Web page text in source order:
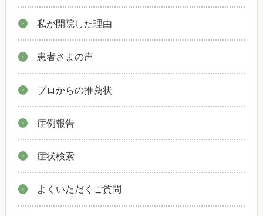
私が開院した理由
患者さまの声
プロからの推薦状
症例報告
症状検索
よくいただくご質問